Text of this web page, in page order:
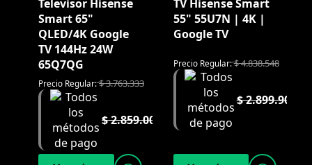
Televisor Hisense
Smart 65"
QLED/4K Google
TV 144Hz 24W
65Q7QG
Precio Regular:$3.763.333
$2.859.000
TV Hisense Smart
55" 55U7N | 4K |
Google TV
Precio Regular:$4.838.548
$2.899.900